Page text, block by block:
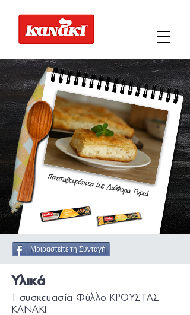
Πατσαβουρόπιτα με Διάφορα Τυριά
Μοιραστείτε τη Συνταγή
Υλικά
1 συσκευασία Φύλλο ΚΡΟΥΣΤΑΣ
KANAKI